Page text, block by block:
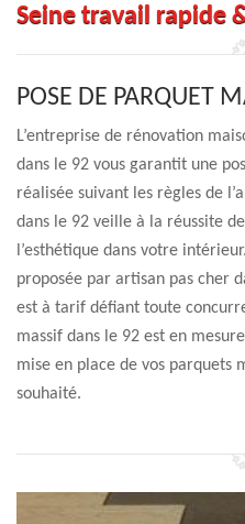
Seine travail rapide
POSE DE PARQUET
L’entreprise de rénovation
dans le 92 vous garantit une
réalisée suivant les règles de
dans le 92 veille à la réussite
l’esthétique dans votre
proposée par artisan pas cher
est à tarif défiant toute
massif dans le 92 est en
mise en place de vos parquets
souhaité.